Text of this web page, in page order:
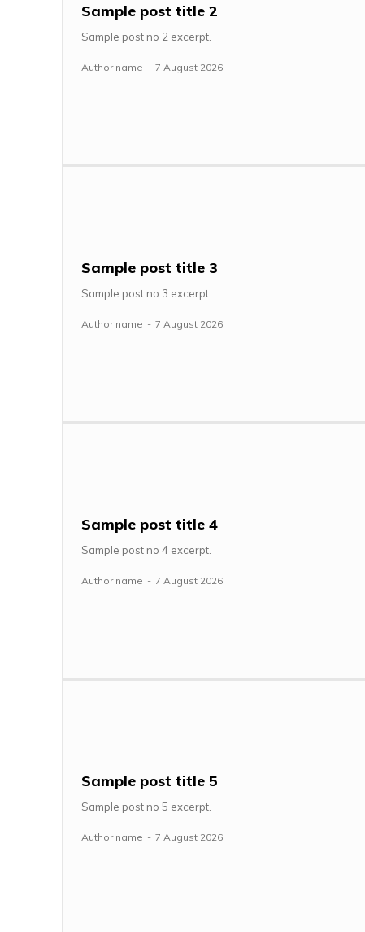
Sample post title 2
Sample post no 2 excerpt.
Author name - 7 August 2026
Sample post title 3
Sample post no 3 excerpt.
Author name - 7 August 2026
Sample post title 4
Sample post no 4 excerpt.
Author name - 7 August 2026
Sample post title 5
Sample post no 5 excerpt.
Author name - 7 August 2026